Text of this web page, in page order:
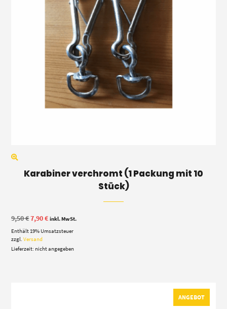
Karabiner verchromt (1 Packung mit 10
Stück)
9,50€Ursprünglicher
Preis
war:
9,50 €
7,90€Aktueller
ist:
inkl. MwSt.
Enthält 19% Umsatzsteuer
zzgl.Versand
Lieferzeit: nicht angegeben
ANGEBOT